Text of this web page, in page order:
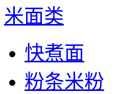
米面类
快煮面
粉条米粉